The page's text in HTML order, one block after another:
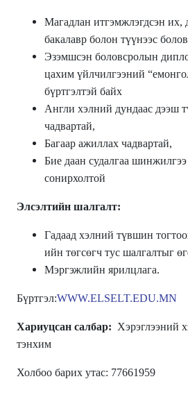
Магадлан итгэмжлэгдсэн их,
бакалавр болон түүнээс
Эзэмшсэн боловсролын
цахим үйлчилгээний
бүртгэлтэй байх
Англи хэлний дундаас дээш
чадвартай,
Багаар ажиллах чадвартай,
Бие даан судалгаа
сонирхолтой
Элсэлтийн шалгалт:
Гадаад хэлний түвшин
ийн төгсөгч тус шалгалтыг
Мэргэжлийн ярилцлага.
Бүртгэл:WWW.ELSELT.EDU.MN
Хариуцсан салбар: Хэрэглээний
тэнхим
Холбоо барих утас: 77661959